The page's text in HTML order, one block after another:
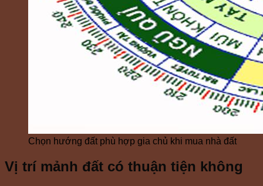
Chọn hướng đất phù hợp gia chủ khi mua nhà đất
Vị trí mảnh đất có thuận tiện không